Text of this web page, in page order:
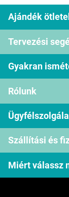
Ajándék
Tervezési
Gyakran
Rólunk
Szállítási és
Miért válassz